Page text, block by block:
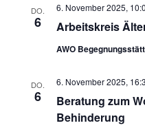
DO.
6 Arbeitskreis
6. November 2025,
AWO
DO.
6
Beratung zum
Behinderung
6. November 2025,